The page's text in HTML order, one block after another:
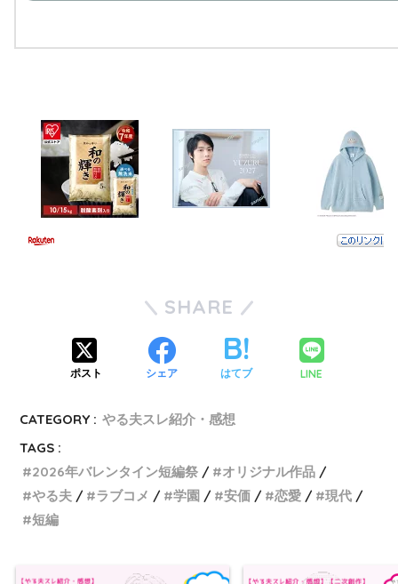
SHARE
ポスト シェア はてブ LINE
CATEGORY : やる夫スレ紹介・感想
TAGS :
2026年バレンタイン短編祭
オリジナル作品
やる夫
ラブコメ 学園 安価 恋愛
現代
短編